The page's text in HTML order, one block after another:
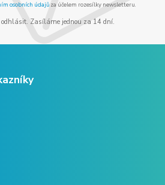
osobních údajůza účelem rozesílky newsletteru.
odhlásit. Zasíláme jednou za 14 dní.